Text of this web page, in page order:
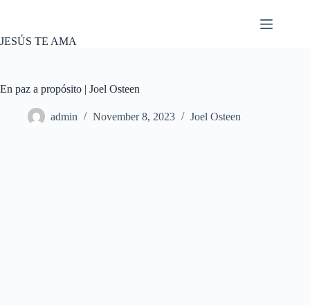
JESÚS TE AMA
En paz a propósito | Joel Osteen
admin November 8, 2023 Joel Osteen